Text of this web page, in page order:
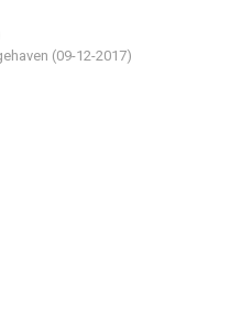
(09-12-2017)